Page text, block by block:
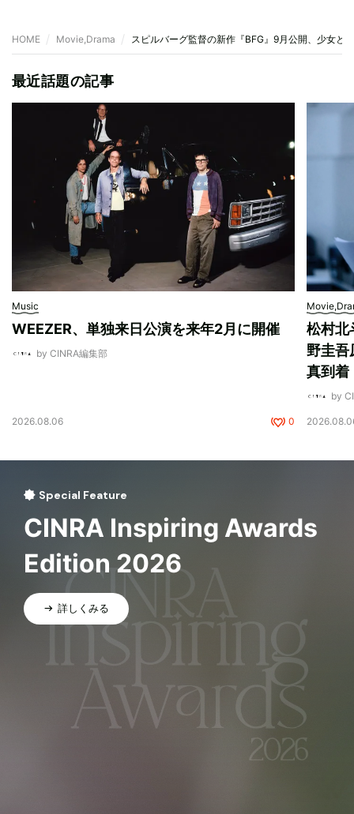
HOME Movie,Drama スピルバーグ監督の新作『BFG』9月公開、少女と
最近話題の記事
Music
WEEZER、単独来日公演を来年2月に開催
by CINRA編集部
2026.08.06 0
松村北
野圭吾
真到着
by
Special Feature
CINRA Inspiring Awards
Edition 2026
詳しくみる